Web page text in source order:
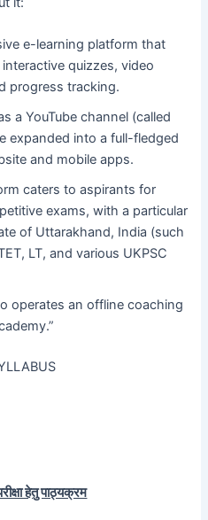
e-learning platform that
quizzes, video
progress tracking.
a YouTube channel (called
expanded into a full-fledged
and mobile apps.
caters to aspirants for
exams, with a particular
of Uttarakhand, India (such
LT, and various UKPSC
operates an offline coaching
हेतु पाठ्यक्रम